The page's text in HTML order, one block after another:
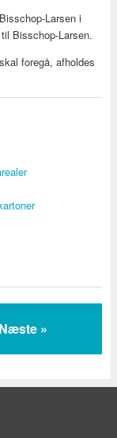
Larsen i
Bisschop-Larsen.
foregå, afholdes
Næste »